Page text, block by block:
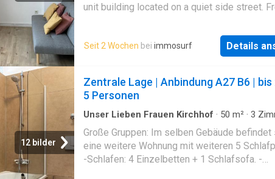
unit building located on a quiet side street.
streets. Bremen Überseestadt is a 10-
away and Bremen city center can be easily
by public transport. Shops are nearby
Seit 2 Wochen bei immosurf Details
12 bilder
Zentrale Lage | Anbindung A27 B6 | bis
5 Personen
Unser Lieben Frauen Kirchhof · 50 m² · 3
Große Gruppen: Im selben Gebäude befindet
eine weitere Wohnung mit weiteren 5
-Schlafen: 4 Einzelbetten + 1 Schlafsofa. -